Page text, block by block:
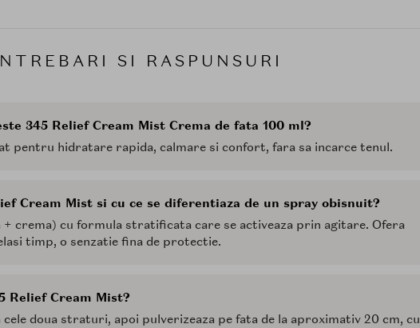
SI RASPUNSURI
345 Relief Cream Mist Crema de fata 100 ml?
pentru hidratare rapida, calmare si confort, fara sa incarce tenul.
Cream Mist si cu ce se diferentiaza de un spray obisnuit?
+ crema) cu formula stratificata care se activeaza prin agitare. Ofera
timp, o senzatie fina de protectie.
Relief Cream Mist?
doua straturi, apoi pulverizeaza pe fata de la aproximativ 20 cm, cu